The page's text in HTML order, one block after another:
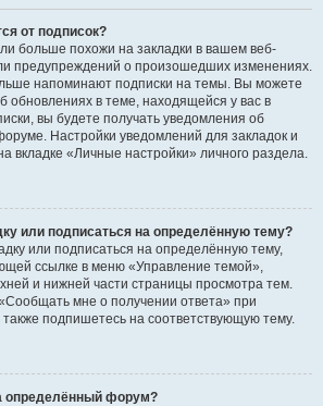
от подписок?
больше похожи на закладки в вашем веб-
предупреждений о произошедших изменениях.
напоминают подписки на темы. Вы можете
обновлениях в теме, находящейся у вас в
вы будете получать уведомления об
Настройки уведомлений для закладок и
вкладке «Личные настройки» личного раздела.
или подписаться на определённую тему?
или подписаться на определённую тему,
ссылке в меню «Управление темой»,
и нижней части страницы просмотра тем.
мне о получении ответа» при
подпишетесь на соответствующую тему.
определённый форум?